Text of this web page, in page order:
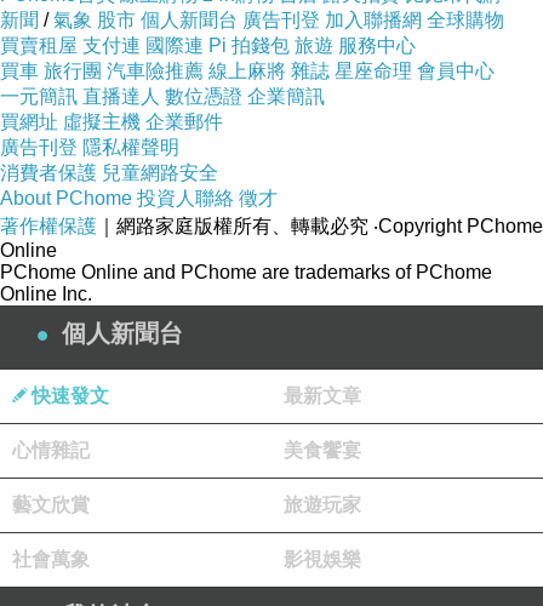
6) 接觸新想法
對於許多企業來說，新想法是他們成功的命脈。但這些想法並
不是憑空產生的。需要接觸新環境、新人和新問題，才能讓創
意源源不斷。
當談到新想法和shared office與coworking office 時，後一種選
擇是無可匹敵的。
在co working的環境中，您的團隊通常只接觸另一項業務（您
向其租賃或租用空間的業務）。這可以最大限度地減少您接觸
新想法的機會。
另一方面，協作工作空間讓您與來自各種行業、利基和專業的
機會。
事實上，獲得新想法是shared office的最大好處之一。
新聞 /氣象 股市 個人新聞台 廣告刊登 加入聯播網 全球購物
買賣租屋 支付連 國際連 Pi 拍錢包 旅遊 服務中心
買車 旅行團 汽車險推薦 線上麻將 雜誌 星座命理 會員中心
一元簡訊 直播達人 數位憑證 企業簡訊
買網址 虛擬主機 企業郵件
廣告刊登 隱私權聲明
消費者保護 兒童網路安全
About PChome 投資人聯絡 徵才
著作權保護 ｜網路家庭版權所有、轉載必究 ‧Copyright PChome
Online
PChome Online and PChome are trademarks of PChome
Online Inc.
個人新聞台
快速發文 最新文章
心情雜記 美食饗宴
藝文欣賞 旅遊玩家
社會萬象 影視娛樂